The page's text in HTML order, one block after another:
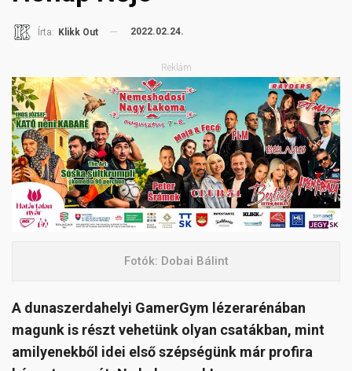
Írta: Klikk Out 2022.02.24.
Reklám
Fotók: Dobai Bálint
A dunaszerdahelyi GamerGym lézerarénában
magunk is részt vehetünk olyan csatákban, mint
amilyenekből idei első szépségünk már profira